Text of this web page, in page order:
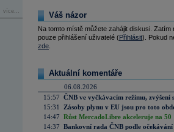
více... Váš názor
Na tomto místě můžete zahájit diskusi.
pouze přihlášení uživatelé (Přihlásit). Pokud
zde
Aktuální komentáře
06.08.2026
15:57 ČNB ve vyčkávacím režimu, zvýšení
15:31
Zásoby plynu v EU jsou pro toto
14:47 Růst MercadoLibre akceleruje na
14:37 Bankovní rada ČNB podle